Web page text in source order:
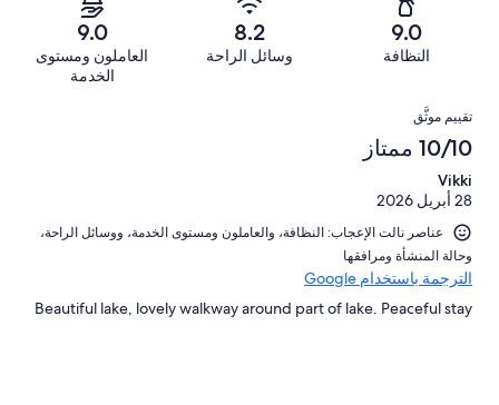
تقييمات
النزلاء
من
تقييمات
النزلاء
من
أصل
222
من
تقييمات
النزلاء
9.0
النظافة
8.2
وسائل الراحة
9.0
العاملون ومستوى
الخدمة
التقييمات
تقييم موثَّق
10/10 ممتاز
Vikki
28 أبريل 2026
عناصر نالت الإعجاب: ⁦النظافة⁩، و⁦العاملون ومستوى الخدمة⁩، و⁦وسائل الراحة⁩،
و⁦حالة المنشأة ومرافقها⁩
الترجمة باستخدام Google
Beautiful lake, lovely walkway around part of lake. Peaceful stay